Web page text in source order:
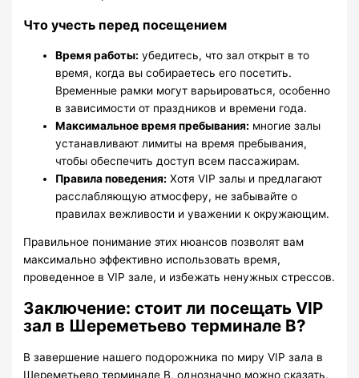
Что учесть перед посещением
Время работы: убедитесь, что зал открыт в то
время, когда вы собираетесь его посетить.
Временные рамки могут варьироваться, особенно
в зависимости от праздников и времени года.
Максимальное время пребывания: многие залы
устанавливают лимиты на время пребывания,
чтобы обеспечить доступ всем пассажирам.
Правила поведения: Хотя VIP залы и предлагают
расслабляющую атмосферу, не забывайте о
правилах вежливости и уважении к окружающим.
Правильное понимание этих нюансов позволят вам
максимально эффективно использовать время,
проведенное в VIP зале, и избежать ненужных стрессов.
Заключение: стоит ли посещать VIP
зал в Шереметьево терминале B?
В завершение нашего подорожника по миру VIP зала в
Шереметьево терминале B, однозначно можно сказать,